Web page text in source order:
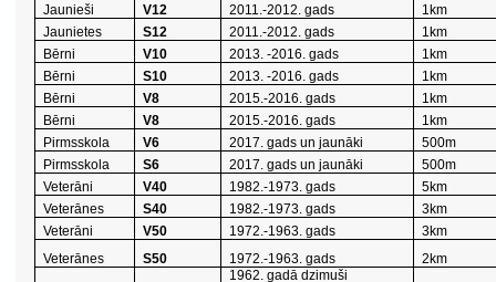
Jaunieši
V12 2011.-2012. gads
1km
Jaunietes
S12 2011.-2012. gads
1km
Bērni
V10 2013. -2016. gads
1km
Bērni
S10 2013. -2016. gads
1km
Bērni
V8 2015.-2016. gads
1km
Bērni
V8 2015.-2016. gads
1km
Pirmsskola
V6 2017. gads un jaunāki
500m
Pirmsskola
S6 2017. gads un jaunāki
500m
Veterāni
V40 1982.-1973. gads
5km
Veterānes
S40 1982.-1973. gads
3km
Veterāni
V50 1972.-1963. gads
3km
Veterānes
S50 1972.-1963. gads
2km
1962. gadā dzimuši